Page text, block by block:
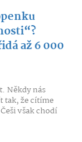
až 6 000
Někdy nás
tak, že cítíme
však chodí